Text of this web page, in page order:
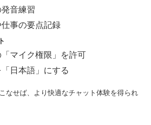
音練習
事の要点記録
マイク権限」を許可
日本語」にする
なせば、より快適なチャット体験を得られ